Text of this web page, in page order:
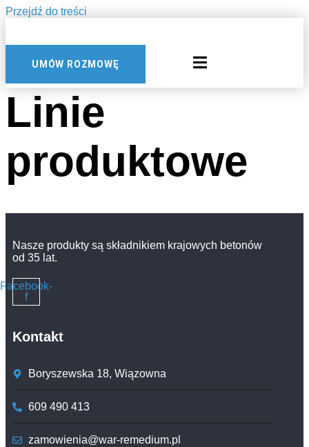
Przejdź do treści
UMÓW ROZMOWĘ
Linie
produktowe
Nasze produkty są składnikiem krajowych betonów
od 35 lat.
Facebook-
f
Kontakt
Boryszewska 18, Wiązowna
609 490 413
zamowienia@war-remedium.pl